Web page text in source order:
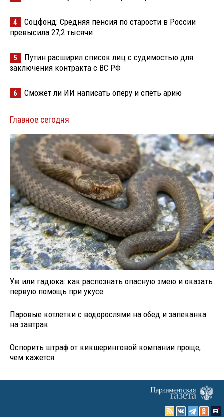
4
Соцфонд: Средняя пенсия по старости в России
превысила 27,2 тысячи
5
Путин расширил список лиц с судимостью для
заключения контракта с ВС РФ
6 Сможет ли ИИ написать оперу и спеть арию
Главное сегодня
Уж или гадюка: как распознать опасную змею и оказать
первую помощь при укусе
Паровые котлетки с водорослями на обед и запеканка
на завтрак
Оспорить штраф от кикшеринговой компании проще,
чем кажется